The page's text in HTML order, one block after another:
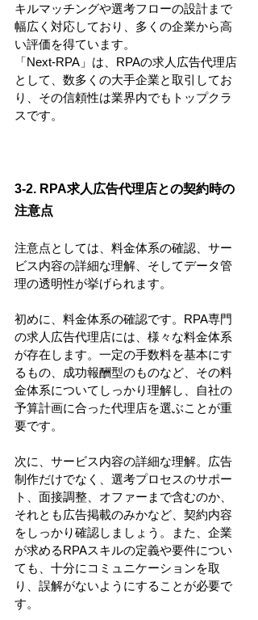
キルマッチングや選考フローの設計まで
幅広く対応しており、多くの企業から高
い評価を得ています。
「Next-RPA」は、RPAの求人広告代理店
として、数多くの大手企業と取引してお
り、その信頼性は業界内でもトップクラ
スです。
3-2. RPA求人広告代理店との契約時の
注意点
注意点としては、料金体系の確認、サー
ビス内容の詳細な理解、そしてデータ管
理の透明性が挙げられます。
初めに、料金体系の確認です。RPA専門
の求人広告代理店には、様々な料金体系
が存在します。一定の手数料を基本にす
るもの、成功報酬型のものなど、その料
金体系についてしっかり理解し、自社の
予算計画に合った代理店を選ぶことが重
要です。
次に、サービス内容の詳細な理解。広告
制作だけでなく、選考プロセスのサポー
ト、面接調整、オファーまで含むのか、
それとも広告掲載のみかなど、契約内容
をしっかり確認しましょう。また、企業
が求めるRPAスキルの定義や要件につい
ても、十分にコミュニケーションを取
り、誤解がないようにすることが必要で
す。